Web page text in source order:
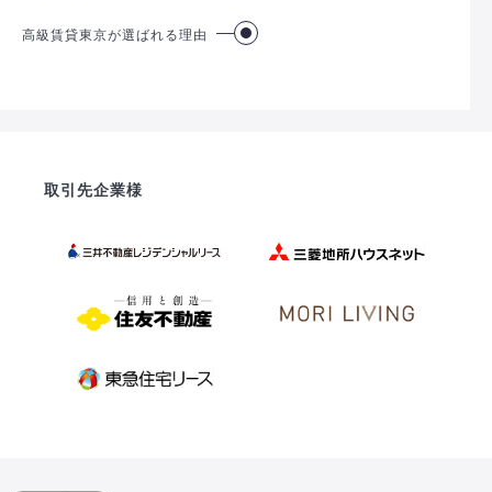
高級賃貸東京が選ばれる理由
取引先企業様